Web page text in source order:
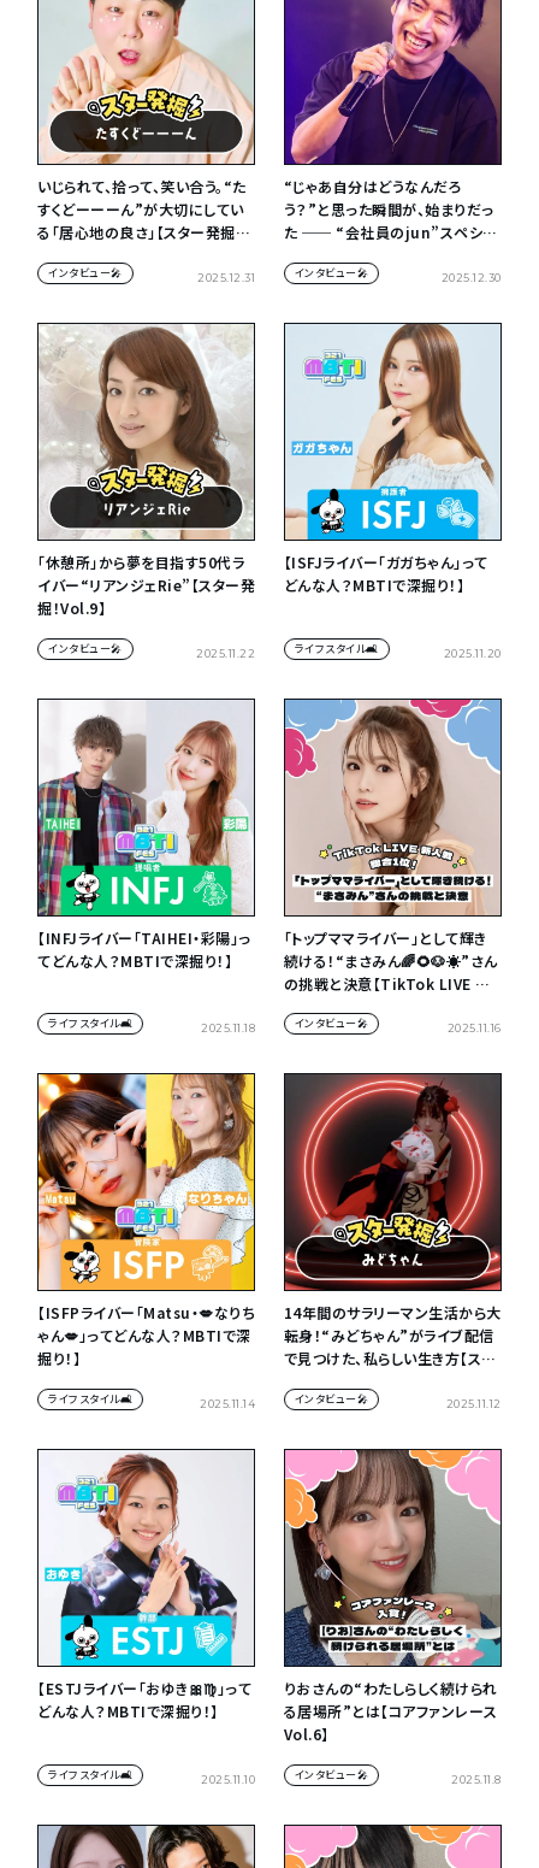
いじられて、拾って、笑い合う。“た
すくどーーーん”が大切にしてい
る「居心地の良さ」【スター発掘！
インタビュー🎤 2025.12.31
“じゃあ自分はどうなんだろ
う？”と思った瞬間が、始まりだっ
た ── “会社員のjun”スペシャ
インタビュー🎤 2025.12.30
「休憩所」から夢を目指す50代ラ
イバー“リアンジェRie”【スター発
掘！Vol.9】
インタビュー🎤 2025.11.22
【ISFJライバー「ガガちゃん」って
どんな人？MBTIで深掘り！】
ライフスタイル🛋 2025.11.20
【INFJライバー「TAIHEI・彩陽」っ
てどんな人？MBTIで深掘り！】
ライフスタイル🛋 2025.11.18
「トップママライバー」として輝き
続ける！“まさみん🌈🌻🐶☀️”さん
の挑戦と決意【TikTok LIVE 新
インタビュー🎤 2025.11.16
【ISFPライバー「Matsu・💋なりち
ゃん💋」ってどんな人？MBTIで深
掘り！】
ライフスタイル🛋 2025.11.14
14年間のサラリーマン生活から大
転身！“みどちゃん”がライブ配信
で見つけた、私らしい生き方【スタ
インタビュー🎤 2025.11.12
【ESTJライバー「おゆき🎀♍️」って
どんな人？MBTIで深掘り！】
ライフスタイル🛋 2025.11.10
りおさんの“わたしらしく続けられ
る居場所”とは【コアファンレース
Vol.6】
インタビュー🎤 2025.11.8